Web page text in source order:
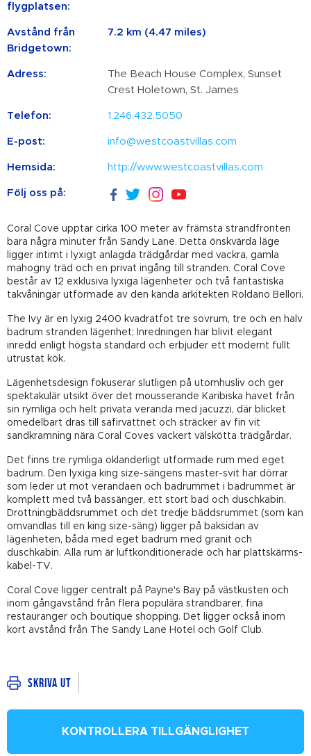
flygplatsen:
Avstånd från
Bridgetown:
7.2 km (4.47 miles)
Adress:
The Beach House Complex, Sunset
Crest Holetown, St. James
Telefon: 1.246.432.5050
E-post: info@westcoastvillas.com
Hemsida: http://www.westcoastvillas.com
Följ oss på:
Coral Cove upptar cirka 100 meter av främsta strandfronten
bara några minuter från Sandy Lane. Detta önskvärda läge
ligger intimt i lyxigt anlagda trädgårdar med vackra, gamla
mahogny träd och en privat ingång till stranden. Coral Cove
består av 12 exklusiva lyxiga lägenheter och två fantastiska
takvåningar utformade av den kända arkitekten Roldano Bellori.
The Ivy är en lyxig 2400 kvadratfot tre sovrum, tre och en halv
badrum stranden lägenhet; Inredningen har blivit elegant
inredd enligt högsta standard och erbjuder ett modernt fullt
utrustat kök.
Lägenhetsdesign fokuserar slutligen på utomhusliv och ger
spektakulär utsikt över det mousserande Karibiska havet från
sin rymliga och helt privata veranda med jacuzzi, där blicket
omedelbart dras till safirvattnet och sträcker av fin vit
sandkramning nära Coral Coves vackert välskötta trädgårdar.
Det finns tre rymliga oklanderligt utformade rum med eget
badrum. Den lyxiga king size-sängens master-svit har dörrar
som leder ut mot verandaen och badrummet i badrummet är
komplett med två bassänger, ett stort bad och duschkabin.
Drottningbäddsrummet och det tredje bäddsrummet (som kan
omvandlas till en king size-säng) ligger på baksidan av
lägenheten, båda med eget badrum med granit och
duschkabin. Alla rum är luftkonditionerade och har plattskärms-
kabel-TV.
Coral Cove ligger centralt på Payne's Bay på västkusten och
inom gångavstånd från flera populära strandbarer, fina
restauranger och boutique shopping. Det ligger också inom
kort avstånd från The Sandy Lane Hotel och Golf Club.
Skriva ut
KONTROLLERA TILLGÄNGLIGHET